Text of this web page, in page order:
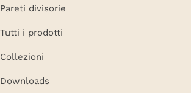
Pareti divisorie
Tutti i prodotti
Collezioni
Downloads